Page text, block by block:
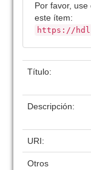
Por favor,
este ítem:
https://
Título:
Descripción:
URI:
Otros